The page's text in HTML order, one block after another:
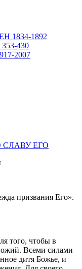
1834-1892
430
2007
СЛАВУ ЕГО
призвания Его».
того, чтобы в
Всеми силами
дитя Божье, и